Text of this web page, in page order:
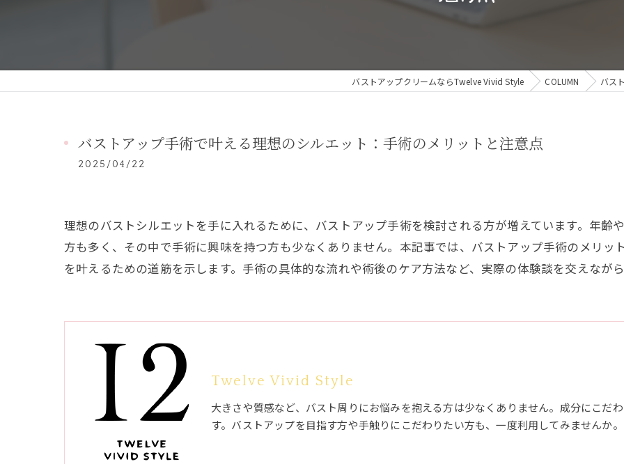
バストアップクリームならTwelve Vivid Style COLUMN バス
バストアップ手術で叶える理想のシルエット：手術のメリットと注意点
2025/04/22
理想のバストシルエットを手に入れるために、バストアップ手術を検討される方が増えています。年齢
方も多く、その中で手術に興味を持つ方も少なくありません。本記事では、バストアップ手術のメリ
を叶えるための道筋を示します。手術の具体的な流れや術後のケア方法など、実際の体験談を交えなが
Twelve Vivid Style
大きさや質感など、バスト周りにお悩みを抱える方は少なくありません。成分にこだ
す。バストアップを目指す方や手触りにこだわりたい方も、一度利用してみませんか。